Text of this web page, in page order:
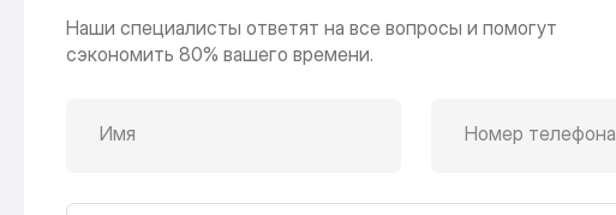
Наши специалисты ответят на все вопросы и помогут
сэкономить 80% вашего времени.
Имя Номер телефона